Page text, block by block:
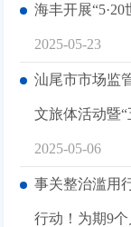
海丰开展
2025-05-23
汕尾市市场监
文旅体活动暨
2025-05-06
事关整治滥用
行动！为期9个